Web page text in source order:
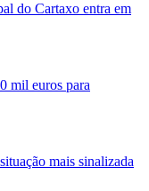
do Cartaxo entra em
mil euros para
mais sinalizada